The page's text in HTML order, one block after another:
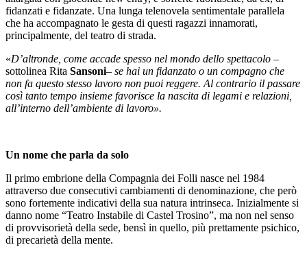
fidanzati e fidanzate. Una lunga telenovela sentimentale parallela
che ha accompagnato le gesta di questi ragazzi innamorati,
principalmente, del teatro di strada.
«D’altronde, come accade spesso nel mondo dello spettacolo –
sottolinea Rita Sansoni– se hai un fidanzato o un compagno che
non fa questo stesso lavoro non puoi reggere. Al contrario il passare
così tanto tempo insieme favorisce la nascita di legami e relazioni,
all’interno dell’ambiente di lavoro».
Un nome che parla da solo
Il primo embrione della Compagnia dei Folli nasce nel 1984
attraverso due consecutivi cambiamenti di denominazione, che però
sono fortemente indicativi della sua natura intrinseca. Inizialmente si
danno nome “Teatro Instabile di Castel Trosino”, ma non nel senso
di provvisorietà della sede, bensì in quello, più prettamente psichico,
di precarietà della mente.